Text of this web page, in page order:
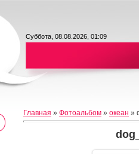
Суббота, 08.08.2026, 01:09
Главная » Фотоальбом » океан »